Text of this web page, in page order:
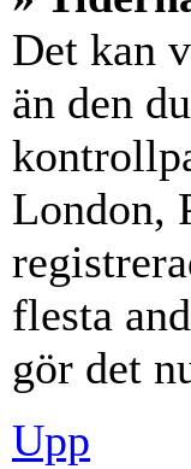
Det kan
än den
London,
flesta
gör det
Upp